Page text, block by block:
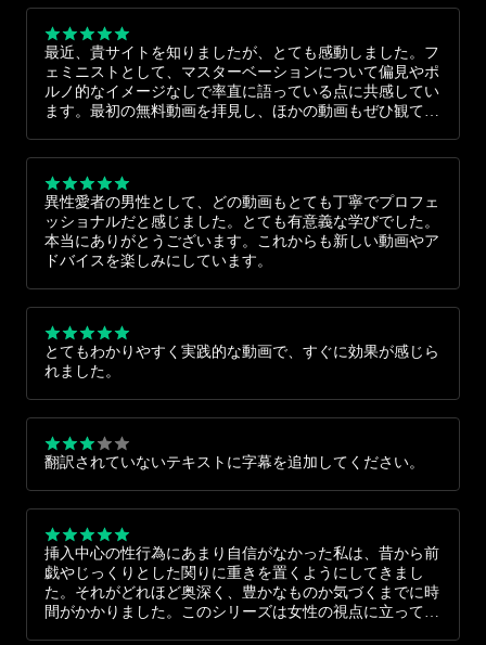
最近、貴サイトを知りましたが、とても感動しました。フ
ェミニストとして、マスターベーションについて偏見やポ
ルノ的なイメージなしで率直に語っている点に共感してい
ます。最初の無料動画を拝見し、ほかの動画もぜひ観てみ
異性愛者の男性として、どの動画もとても丁寧でプロフェ
ッショナルだと感じました。とても有意義な学びでした。
本当にありがとうございます。これからも新しい動画やア
ドバイスを楽しみにしています。
とてもわかりやすく実践的な動画で、すぐに効果が感じら
れました。
翻訳されていないテキストに字幕を追加してください。
挿入中心の性行為にあまり自信がなかった私は、昔から前
戯やじっくりとした関りに重きを置くようにしてきまし
た。それがどれほど奥深く、豊かなものか気づくまでに時
間がかかりました。このシリーズは女性の視点に立ってい